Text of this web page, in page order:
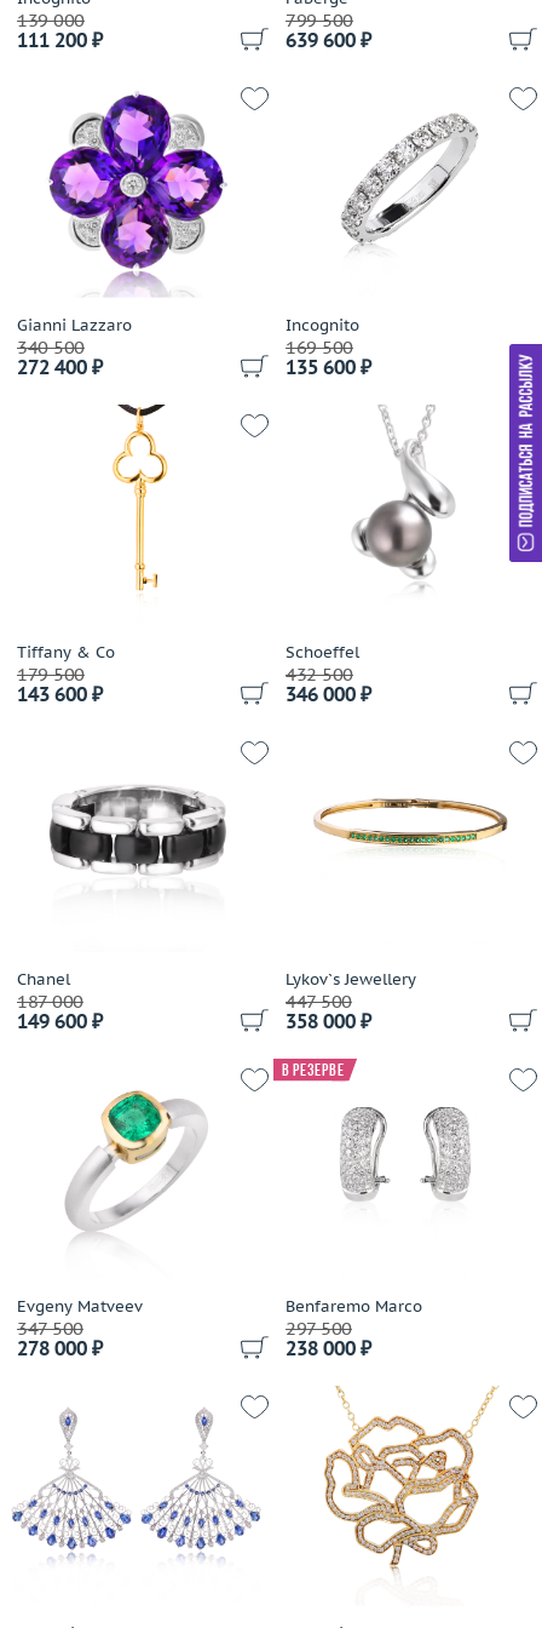
Girard Perregaux
Gold Dreams
Gourji
Grand Maitre
Grandiose
Gravelona Toce
Grimoldi
Grissoni
Gucci
Guy Laroche
H.Stern
Harry Winston
Hartmanns
Hoorsenbuhs
Jacob&Co
Jaeger LeCoultre
John Hardy
Jovane
Judith Ripka
Kria
Kwiat
Leo Wittwer
Lidion
Links
Lobortas
Loree Rodkin
Luca Carati
Lykov`s Jewellery
Manca Gioielli
Mangiarotti
Marco Bicego
Marina Bulgari
Mario Panelli
139 000
111 200 ₽
799 500
639 600 ₽
Gianni Lazzaro
340 500
272 400 ₽
Incognito
169 500
135 600 ₽
Tiffany & Co
179 500
143 600 ₽
Schoeffel
432 500
346 000 ₽
Chanel
187 000
149 600 ₽
Lykov`s Jewellery
447 500
358 000 ₽
Evgeny Matveev
347 500
278 000 ₽
Benfaremo Marco
297 500
238 000 ₽
В резерве